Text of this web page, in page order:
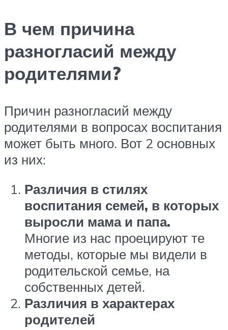
В чем причина
разногласий между
родителями?
Причин разногласий между
родителями в вопросах воспитания
может быть много. Вот 2 основных
из них:
Различия в стилях
воспитания семей, в которых
выросли мама и папа.
Многие из нас проецируют те
методы, которые мы видели в
родительской семье, на
собственных детей.
Различия в характерах
родителей